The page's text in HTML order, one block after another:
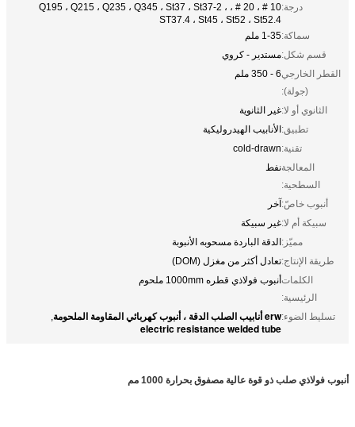
درجة:
10 # ، 20 # ، Q195 ، Q215 ، Q235 ، Q345 ، St37 ، St37-2 ،
ST37.4 ، St45 ، St52 ، St52.4
سماكة:1-35 ملم
قسم شكل:مستدير - كروي
القطر الخارجي
(جولة):
6 - 350 ملم
الثانوي أو لا:غير الثانوية
تطبيق:الأنابيب الهيدروليكية
تقنية:cold-drawn
المعالجة
السطحية:
نفط
أنبوب خاصّ:آخر
سبيكة أم لا:غير سبيكة
مميّز:الدقة الباردة مسحوبه الأنبوبة
طريقة الإنتاج:تعادل أكثر من مغزل (DOM)
الكلمات
الرئيسية:
أنبوب فولاذي قطره 1000mm ملحوم
تسليط الضوء:erw أنابيب الصلب الدقة ، أنبوب كهربائي المقاومة الملحومة ,
electric resistance welded tube
أنبوب فولاذي صلب ذو قوة عالية مصفوق بحرارة 1000 مم